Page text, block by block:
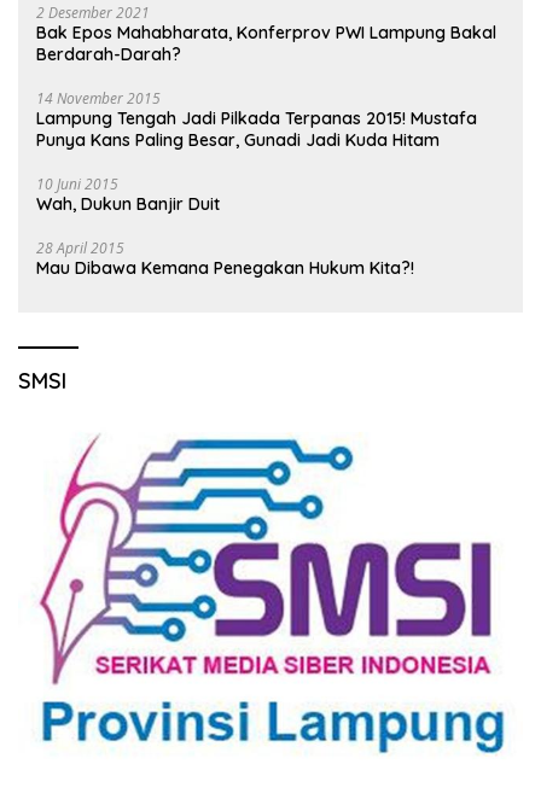
2 Desember 2021
Bak Epos Mahabharata, Konferprov PWI Lampung Bakal
Berdarah-Darah?
14 November 2015
Lampung Tengah Jadi Pilkada Terpanas 2015! Mustafa
Punya Kans Paling Besar, Gunadi Jadi Kuda Hitam
10 Juni 2015
Wah, Dukun Banjir Duit
28 April 2015
Mau Dibawa Kemana Penegakan Hukum Kita?!
SMSI